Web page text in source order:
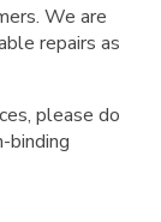
We are
repairs as
please do
binding